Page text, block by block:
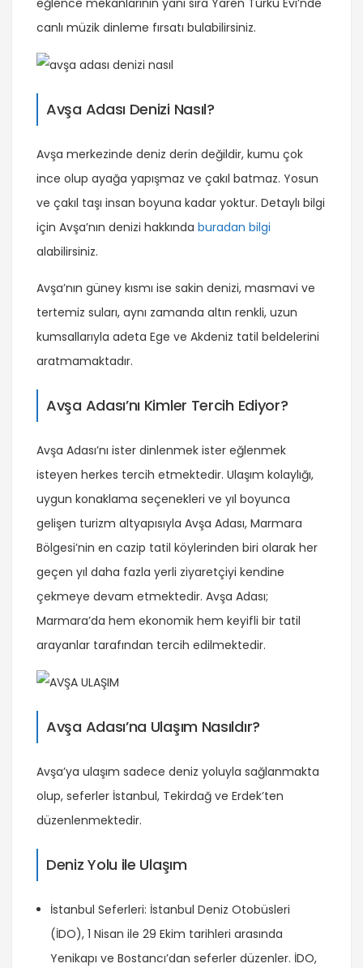
canlı müzik dinleme fırsatı bulabilirsiniz.
Avşa Adası Denizi Nasıl?
Avşa merkezinde deniz derin değildir, kumu çok
ince olup ayağa yapışmaz ve çakıl batmaz. Yosun
ve çakıl taşı insan boyuna kadar yoktur. Detaylı bilgi
için Avşa’nın denizi hakkında buradan bilgi
alabilirsiniz.
Avşa’nın güney kısmı ise sakin denizi, masmavi ve
tertemiz suları, aynı zamanda altın renkli, uzun
kumsallarıyla adeta Ege ve Akdeniz tatil beldelerini
aratmamaktadır.
Avşa Adası’nı Kimler Tercih Ediyor?
Avşa Adası’nı ister dinlenmek ister eğlenmek
isteyen herkes tercih etmektedir. Ulaşım kolaylığı,
uygun konaklama seçenekleri ve yıl boyunca
gelişen turizm altyapısıyla Avşa Adası, Marmara
Bölgesi’nin en cazip tatil köylerinden biri olarak her
geçen yıl daha fazla yerli ziyaretçiyi kendine
çekmeye devam etmektedir. Avşa Adası;
Marmara’da hem ekonomik hem keyifli bir tatil
arayanlar tarafından tercih edilmektedir.
Avşa Adası’na Ulaşım Nasıldır?
Avşa’ya ulaşım sadece deniz yoluyla sağlanmakta
olup, seferler İstanbul, Tekirdağ ve Erdek’ten
düzenlenmektedir.
Deniz Yolu ile Ulaşım
İstanbul Seferleri: İstanbul Deniz Otobüsleri
(İDO), 1 Nisan ile 29 Ekim tarihleri arasında
Yenikapı ve Bostancı’dan seferler düzenler. İDO,